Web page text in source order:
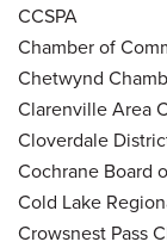
CCSPA
Chamber of
Chetwynd
Clarenville Area
Cloverdale
Cochrane Board
Cold Lake
Crowsnest Pass